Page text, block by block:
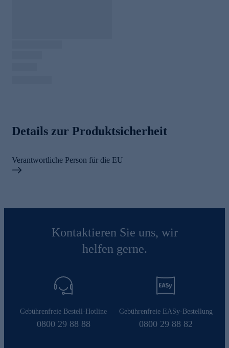
Details zur Produktsicherheit
Verantwortliche Person für die EU
Kontaktieren Sie uns, wir
helfen gerne.
Gebührenfreie Bestell-Hotline
0800 29 88 88
Gebührenfreie EASy-Bestellung
0800 29 88 82